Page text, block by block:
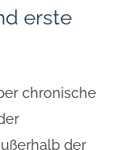
erste
chronische
der